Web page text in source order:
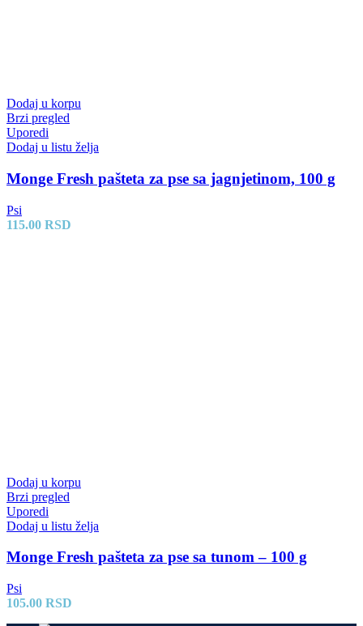
Dodaj u korpu
Brzi pregled
Uporedi
Dodaj u listu želja
Monge Fresh pašteta za pse sa jagnjetinom, 100 g
Psi
115.00 RSD
Dodaj u korpu
Brzi pregled
Uporedi
Dodaj u listu želja
Monge Fresh pašteta za pse sa tunom – 100 g
Psi
105.00 RSD